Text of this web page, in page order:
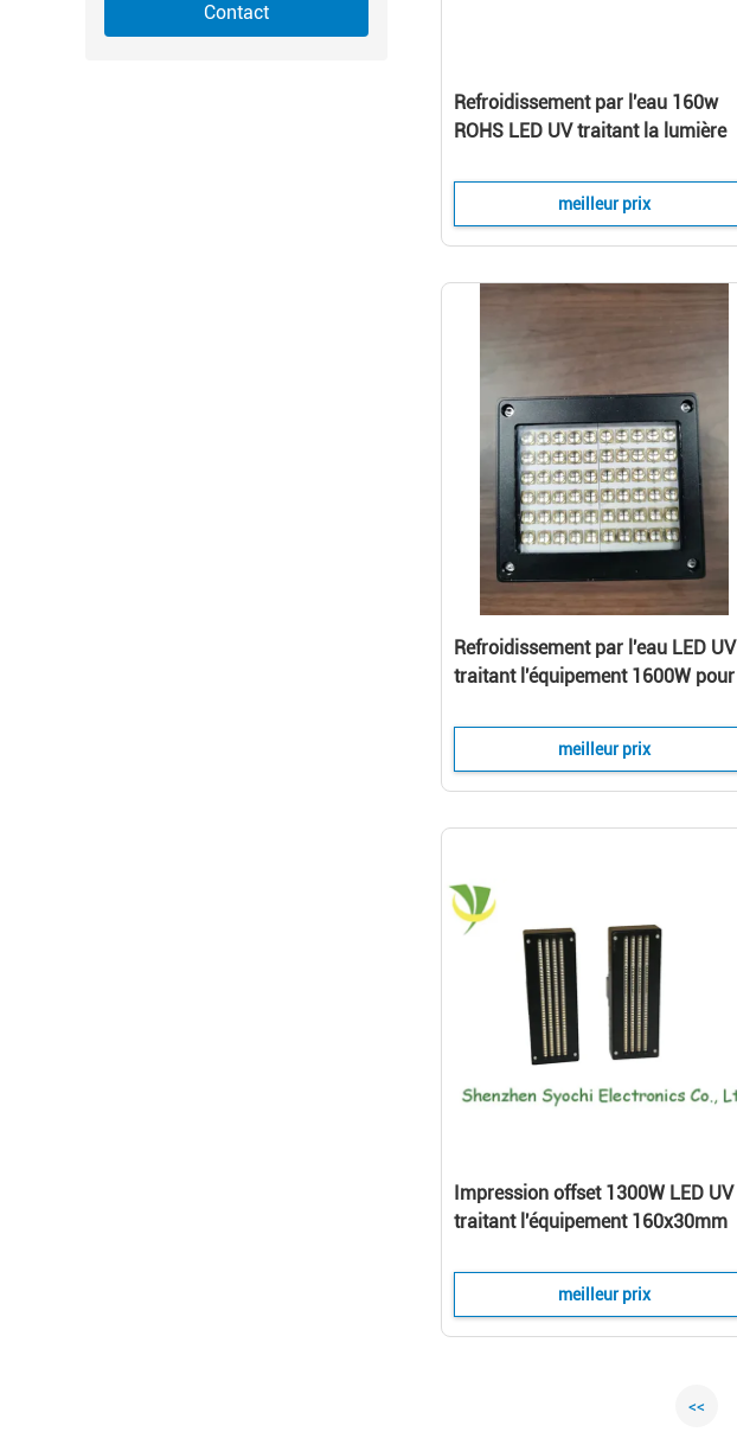
Contact
Refroidissement par l'eau 160w
ROHS LED UV traitant la lumière
meilleur prix
Refroidissement par l'eau LED UV
traitant l'équipement 1600W pour
meilleur prix
Impression offset 1300W LED UV
traitant l'équipement 160x30mm
meilleur prix
<<